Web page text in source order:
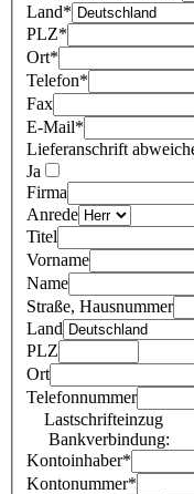
Land*
PLZ*
Ort*
Telefon*
Fax
E-Mail*
Lieferanschrift
Ja
Firma
Anrede
Titel
Vorname
Name
Straße, Hausnummer
Land
PLZ
Ort
Telefonnummer
Lastschrifteinzug
Bankverbindung:
Kontoinhaber*
Kontonummer*